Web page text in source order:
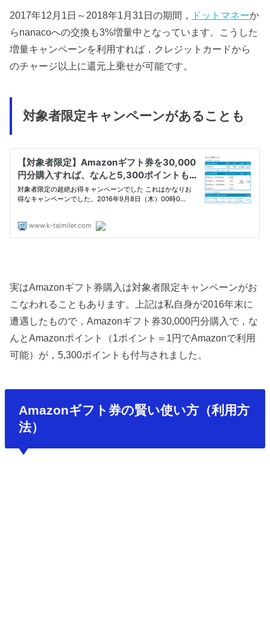
2017年12月1日～2018年1月31日の期間， ドットマネーか
らnanacoへの交換も3%増量中となっています。こうした
増量キャンペーンを利用すれば，クレジットカードから
のチャージ以上に還元上乗せが可能です。
対象者限定キャンペーンがあることも
実はAmazonギフト券購入は対象者限定キャンペーンがお
こなわれることもあります。上記は私自身が2016年末に
遭遇したもので，Amazonギフト券30,000円分購入で，な
んとAmazonポイント（1ポイント＝1円でAmazonで利用
可能）が，5,300ポイントも付与されました。
Amazonギフト券の賢い使い方（利用方
法）